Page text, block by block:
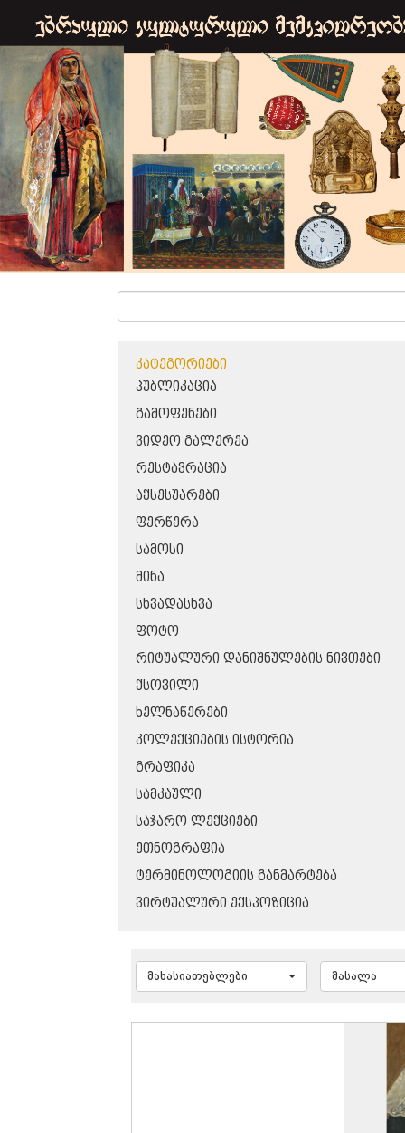
ᲙᲐᲢᲔᲒᲝᲠᲘᲔᲑᲘ
ᲞᲣᲑᲚᲘᲙᲐᲪᲘᲐ
ᲒᲐᲛᲝᲤᲔᲜᲔᲑᲘ
ᲕᲘᲓᲔᲝ ᲒᲐᲚᲔᲠᲔᲐ
ᲠᲔᲡᲢᲐᲕᲠᲐᲪᲘᲐ
ᲐᲥᲡᲔᲡᲣᲐᲠᲔᲑᲘ
ᲤᲔᲠᲬᲔᲠᲐ
ᲡᲐᲛᲝᲡᲘ
ᲛᲘᲜᲐ
ᲡᲮᲕᲐᲓᲐᲡᲮᲕᲐ
ᲤᲝᲢᲝ
ᲠᲘᲢᲣᲐᲚᲣᲠᲘ ᲓᲐᲜᲘᲨᲜᲣᲚᲔᲑᲘᲡ ᲜᲘᲕᲗᲔᲑᲘ
ᲥᲡᲝᲕᲘᲚᲘ
ᲮᲔᲚᲜᲐᲬᲔᲠᲔᲑᲘ
ᲙᲝᲚᲔᲥᲪᲘᲔᲑᲘᲡ ᲘᲡᲢᲝᲠᲘᲐ
ᲒᲠᲐᲤᲘᲙᲐ
ᲡᲐᲛᲙᲐᲣᲚᲘ
ᲡᲐᲯᲐᲠᲝ ᲚᲔᲥᲪᲘᲔᲑᲘ
ᲔᲗᲜᲝᲒᲠᲐᲤᲘᲐ
ᲢᲔᲠᲛᲘᲜᲝᲚᲝᲒᲘᲘᲡ ᲒᲐᲜᲛᲐᲠᲢᲔᲑᲐ
ᲕᲘᲠᲢᲣᲐᲚᲣᲠᲘ ᲔᲥᲡᲞᲝᲖᲘᲪᲘᲐ
მახასიათებლები მასალა